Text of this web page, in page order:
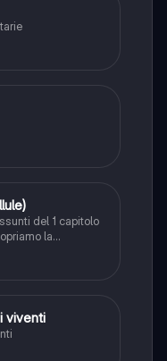
del 1 capitolo
la
viventi